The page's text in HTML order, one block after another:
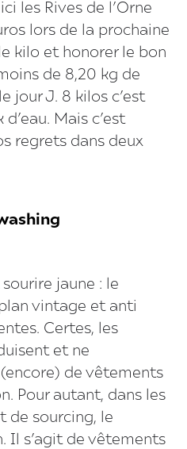
les Rives de l’Orne
lors de la prochaine
kilo et honorer le bon
de 8,20 kg de
jour J. 8 kilos c’est
Mais c’est
regrets dans deux
jaune : le
vintage et anti
Certes, les
et ne
de vêtements
Pour autant, dans les
de sourcing, le
Il s’agit de vêtements